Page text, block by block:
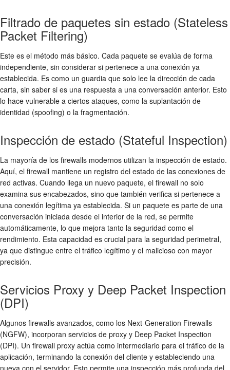
Filtrado de paquetes sin estado (Stateless
Packet Filtering)
Este es el método más básico. Cada paquete se evalúa de forma
independiente, sin considerar si pertenece a una conexión ya
establecida. Es como un guardia que solo lee la dirección de cada
carta, sin saber si es una respuesta a una conversación anterior. Esto
lo hace vulnerable a ciertos ataques, como la suplantación de
identidad (spoofing) o la fragmentación.
Inspección de estado (Stateful Inspection)
La mayoría de los firewalls modernos utilizan la inspección de estado.
Aquí, el firewall mantiene un registro del estado de las conexiones de
red activas. Cuando llega un nuevo paquete, el firewall no solo
examina sus encabezados, sino que también verifica si pertenece a
una conexión legítima ya establecida. Si un paquete es parte de una
conversación iniciada desde el interior de la red, se permite
automáticamente, lo que mejora tanto la seguridad como el
rendimiento. Esta capacidad es crucial para la seguridad perimetral,
ya que distingue entre el tráfico legítimo y el malicioso con mayor
precisión.
Servicios Proxy y Deep Packet Inspection
(DPI)
Algunos firewalls avanzados, como los Next-Generation Firewalls
(NGFW), incorporan servicios de proxy y Deep Packet Inspection
(DPI). Un firewall proxy actúa como intermediario para el tráfico de la
aplicación, terminando la conexión del cliente y estableciendo una
nueva con el servidor. Esto permite una inspección más profunda del